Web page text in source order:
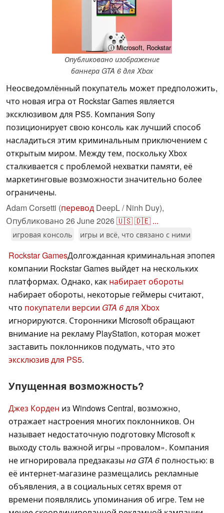
ⓘ Microsoft, Rockstar
Опубликовано изображение
баннера GTA 6 для Xbox
Неосведомлённый покупатель может предположить,
что новая игра от Rockstar Games является
эксклюзивом для PS5. Компания Sony
позиционирует свою консоль как лучший способ
насладиться этим криминальным приключением с
открытым миром. Между тем, поскольку Xbox
сталкивается с проблемой нехватки памяти, её
маркетинговые возможности значительно более
ограничены.
Adam Corsetti (перевод DeepL / Ninh Duy),
Опубликовано 26 June 2026🇺🇸🇩🇪 ...
игровая консоль игры и всё, что связано с ними
Rockstar GamesДолгожданная криминальная эпопея
компании Rockstar Games выйдет на нескольких
платформах. Однако, как набирает обороты
набирает обороты, некоторые геймеры считают,
что покупатели версии GTA 6для Xbox
игнорируются. Сторонники Microsoft обращают
внимание на рекламу PlayStation, которая может
заставить поклонников подумать, что это
эксклюзив для PS5.
Упущенная возможность?
Джез Корден из Windows Central, возможно,
отражает настроения многих поклонников. Он
называет недостаточную подготовку Microsoft к
выходу столь важной игры «провалом». Компания
не игнорировала предзаказы на GTA 6 полностью: в
её интернет-магазине размещались рекламные
объявления, а в социальных сетях время от
времени появлялись упоминания об игре. Тем не